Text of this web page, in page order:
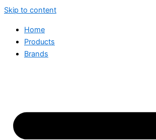
Skip to content
Home
Products
Brands